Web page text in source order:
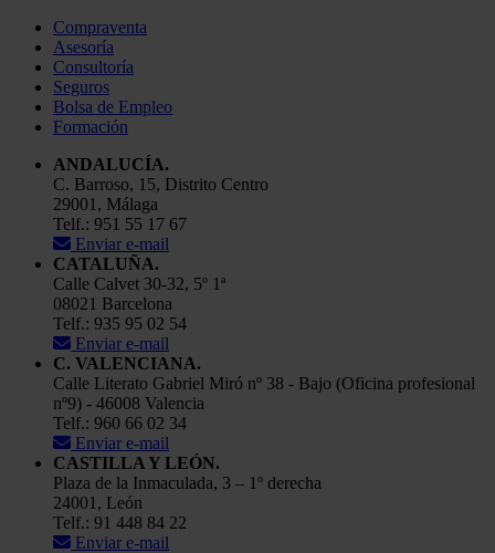
Compraventa
Asesoría
Consultoría
Seguros
Bolsa de Empleo
Formación
ANDALUCÍA.
C. Barroso, 15, Distrito Centro
29001, Málaga
Telf.: 951 55 17 67
Enviar e-mail
CATALUÑA.
Calle Calvet 30-32, 5º 1ª
08021 Barcelona
Telf.: 935 95 02 54
Enviar e-mail
C. VALENCIANA.
Calle Literato Gabriel Miró nº 38 - Bajo (Oficina profesional
nº9) - 46008 Valencia
Telf.: 960 66 02 34
Enviar e-mail
CASTILLA Y LEÓN.
Plaza de la Inmaculada, 3 – 1º derecha
24001, León
Telf.: 91 448 84 22
Enviar e-mail